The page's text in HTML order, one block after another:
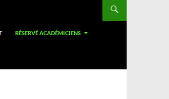
RÉSERVÉ ACADÉMICIENS